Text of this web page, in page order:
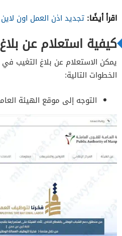
اقرأ أيضًا: تجديد اذن العمل اون
كيفية استعلام عن
يمكن الاستعلام عن بلاغ التغيب
الخطوات التالية:
التوجه إلى موقع الهيئة